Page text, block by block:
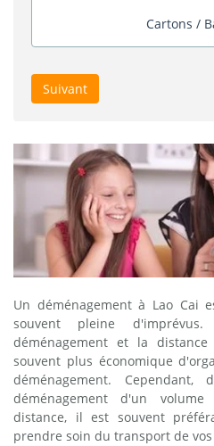
Cartons /
Suivant
Un déménagement à Lao Cai
souvent pleine
déménagement et la
souvent plus économique
déménagement.
déménagement d'un
distance, il est souvent
prendre soin du transport de